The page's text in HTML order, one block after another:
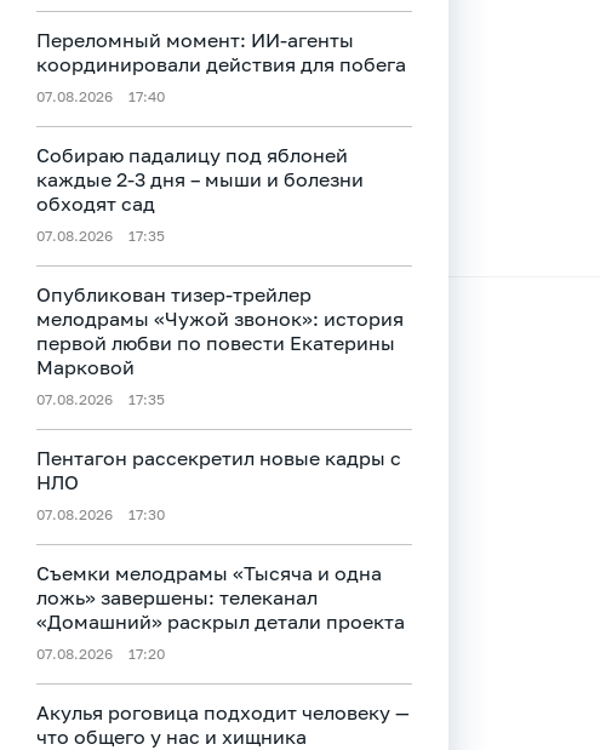
Переломный момент: ИИ-агенты
координировали действия для побега
07.08.2026 17:40
Собираю падалицу под яблоней
каждые 2-3 дня – мыши и болезни
обходят сад
07.08.2026 17:35
Опубликован тизер‑трейлер
мелодрамы «Чужой звонок»: история
первой любви по повести Екатерины
Марковой
07.08.2026 17:35
Пентагон рассекретил новые кадры с
НЛО
07.08.2026 17:30
Съемки мелодрамы «Тысяча и одна
ложь» завершены: телеканал
«Домашний» раскрыл детали проекта
07.08.2026 17:20
Акулья роговица подходит человеку —
что общего у нас и хищника